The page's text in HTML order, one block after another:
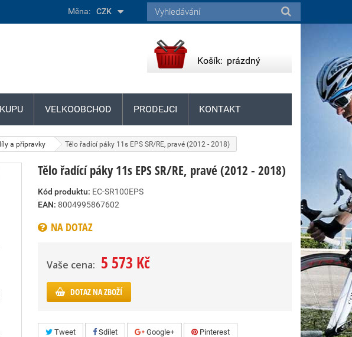
a přípravky Tělo řadící páky 11s EPS SR/RE, pravé (2012 - 2018)
Tělo řadící páky 11s EPS SR/RE, pravé (2012 - 2018)
Kód produktu: EC-SR100EPS
EAN: 8004995867602
NA DOTAZ
Vaše cena: 5 573 Kč
DOTAZ NA ZBOŽÍ
Tweet Sdílet Google+ Pinterest
Měna: CZK
Košík: prázdný
VELKOOBCHOD PRODEJCI KONTAKT